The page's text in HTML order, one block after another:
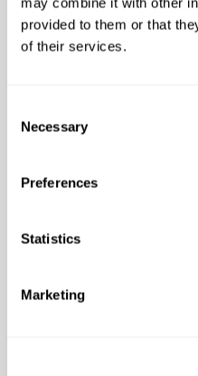
provided to them or that
of their services.
Selection
Necessary
Preferences
Statistics
Marketing
ab CHF 34.00
EM Kin Sticker